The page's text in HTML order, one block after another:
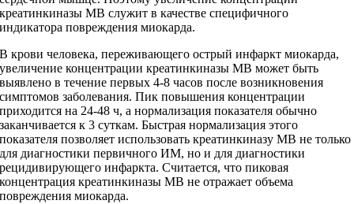
креатинкиназы MB служит в качестве специфичного
индикатора повреждения миокарда.
В крови человека, переживающего острый инфаркт миокарда,
увеличение концентрации креатинкиназы MB может быть
выявлено в течение первых 4-8 часов после возникновения
симптомов заболевания. Пик повышения концентрации
приходится на 24-48 ч, а нормализация показателя обычно
заканчивается к 3 суткам. Быстрая нормализация этого
показателя позволяет использовать креатинкиназу MB не только
для диагностики первичного ИМ, но и для диагностики
рецидивирующего инфаркта. Считается, что пиковая
концентрация креатинкиназы MB не отражает объема
повреждения миокарда.